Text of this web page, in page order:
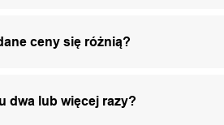
ceny się różnią?
dwa lub więcej razy?